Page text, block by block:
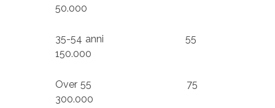
50.000
35-54 anni 55
150.000
Over 55 75
300.000